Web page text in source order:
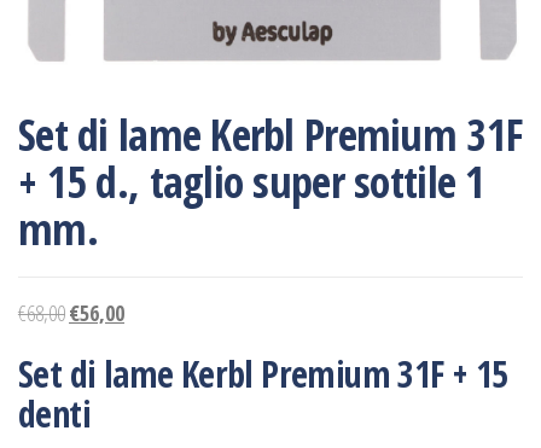
Set di lame Kerbl Premium 31F
+ 15 d., taglio super sottile 1
mm.
€68,00€56,00
Set di lame Kerbl Premium 31F + 15
denti